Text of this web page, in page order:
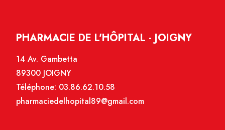
PHARMACIE DE L'HÔPITAL - JOIGNY
14 Av. Gambetta
89300 JOIGNY
Téléphone: 03.86.62.10.58
pharmaciedelhopital89@gmail.com